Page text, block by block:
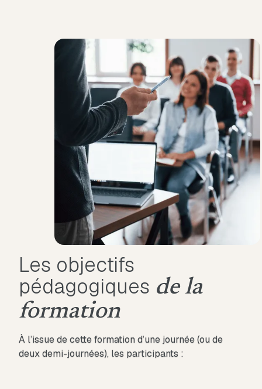
Les objectifs
pédagogiques de la
formation
À l’issue de cette formation d’une journée (ou de
deux demi-journées), les participants :